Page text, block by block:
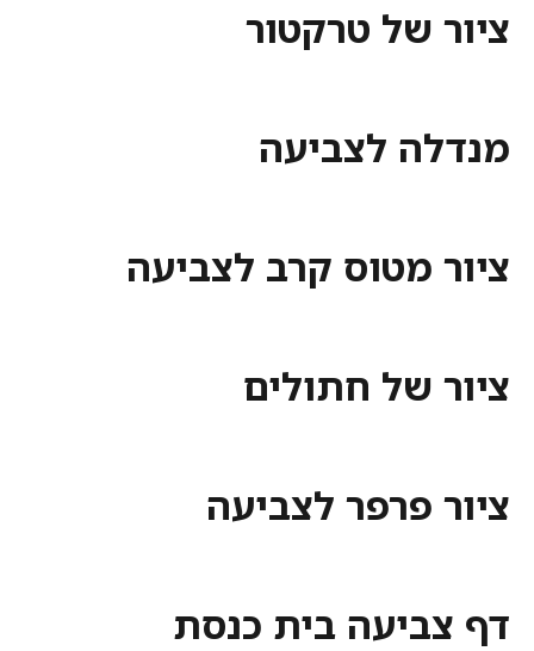
של טרקטור
לצביעה
מטוס קרב לצביעה
של חתולים
פרפר לצביעה
בית כנסת